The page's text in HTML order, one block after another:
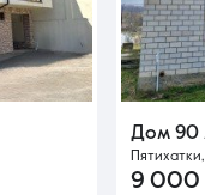
Дом 90
9 000